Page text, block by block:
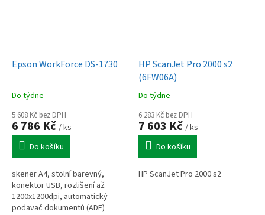
Epson WorkForce DS-1730
Do týdne
5 608 Kč bez DPH
6 786 Kč / ks
Do košíku
skener A4, stolní barevný,
konektor USB, rozlišení až
1200x1200dpi, automatický
podavač dokumentů (ADF)
HP ScanJet Pro 2000 s2
(6FW06A)
Do týdne
6 283 Kč bez DPH
7 603 Kč / ks
Do košíku
HP ScanJet Pro 2000 s2